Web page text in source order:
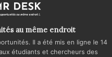
au même endroit
Il a été mis en ligne le 14
étudiants et chercheurs des